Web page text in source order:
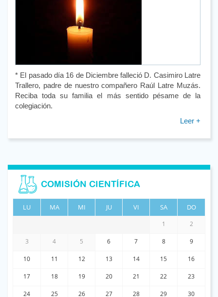
* El pasado día 16 de Diciembre falleció D. Casimiro Latre
Trallero, padre de nuestro compañero Raúl Latre Muzás.
Reciba toda su familia el más sentido pésame de la
colegiación.
Leer +
COMISIÓN CIENTÍFICA